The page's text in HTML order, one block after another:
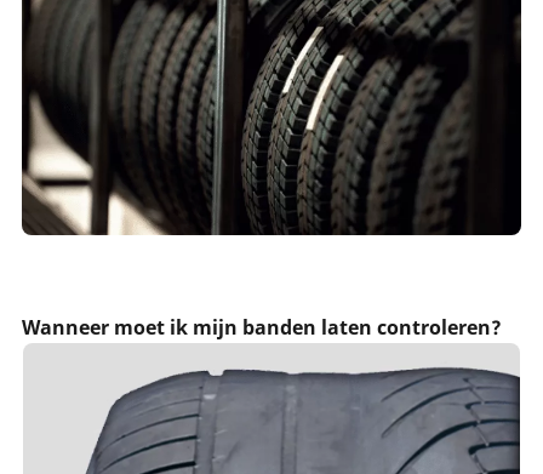
Wanneer moet ik mijn banden laten controleren?